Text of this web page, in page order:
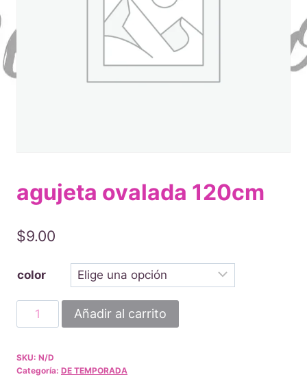
agujeta ovalada 120cm
$9.00
color
agujeta
ovalada
cantidad
Añadir al carrito
SKU: N/D
Categoría: DE TEMPORADA